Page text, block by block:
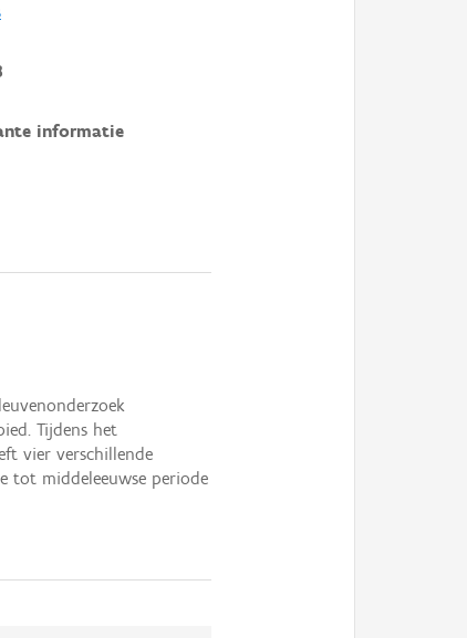
informatie
Tijdens het
vier verschillende
tot middeleeuwse periode